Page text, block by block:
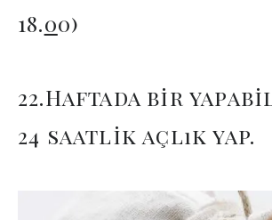
18.00)
22.Haftada bir
24 saatlik açlık yap.